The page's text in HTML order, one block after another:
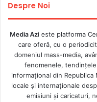
Audiovizualului a
partidului de guvernare.
găsit niciun caz”, a
al Blocului Alternativa.
„Eu nu înțeleg care
guvernare. Nu avem
definiție”.
Despre Noi
Media Azieste platforma
care oferă, cu o
domeniul mass-media,
fenomenele,
informațional din
locale şi internaţionale
emisiuni și caricaturi,